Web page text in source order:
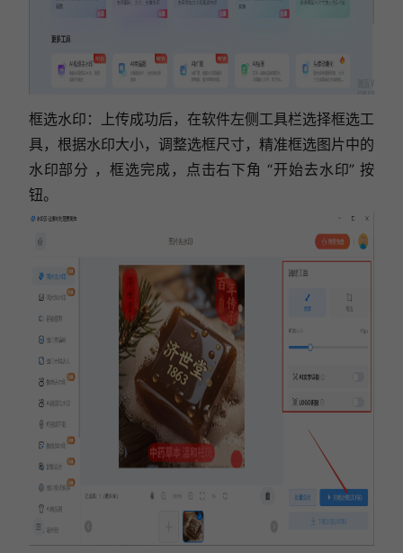
框选水印：上传成功后，在软件左侧工具栏选择框选工
具，根据水印大小，调整选框尺寸，精准框选图片中的
水印部分 ，框选完成，点击右下角 “开始去水印” 按
钮。